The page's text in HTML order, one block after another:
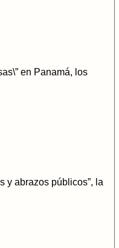
en Panamá, los
y abrazos públicos”, la